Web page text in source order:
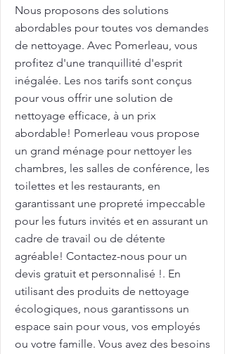
Nous proposons des solutions
abordables pour toutes vos demandes
de nettoyage. Avec Pomerleau, vous
profitez d'une tranquillité d'esprit
inégalée. Les nos tarifs sont conçus
pour vous offrir une solution de
nettoyage efficace, à un prix
abordable! Pomerleau vous propose
un grand ménage pour nettoyer les
chambres, les salles de conférence, les
toilettes et les restaurants, en
garantissant une propreté impeccable
pour les futurs invités et en assurant un
cadre de travail ou de détente
agréable! Contactez-nous pour un
devis gratuit et personnalisé !. En
utilisant des produits de nettoyage
écologiques, nous garantissons un
espace sain pour vous, vos employés
ou votre famille. Vous avez des besoins